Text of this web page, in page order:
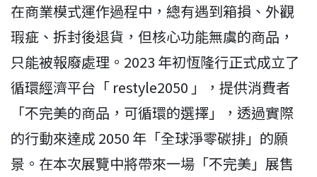
在商業模式運作過程中，總有遇到箱損、外觀
瑕疵、拆封後退貨，但核心功能無虞的商品，
只能被報廢處理。2023 年初恆隆行正式成立了
循環經濟平台「 restyle2050 」，提供消費者
「不完美的商品，可循環的選擇」，透過實際
的行動來達成 2050 年「全球淨零碳排」的願
景。在本次展覽中將帶來一場「不完美」展售